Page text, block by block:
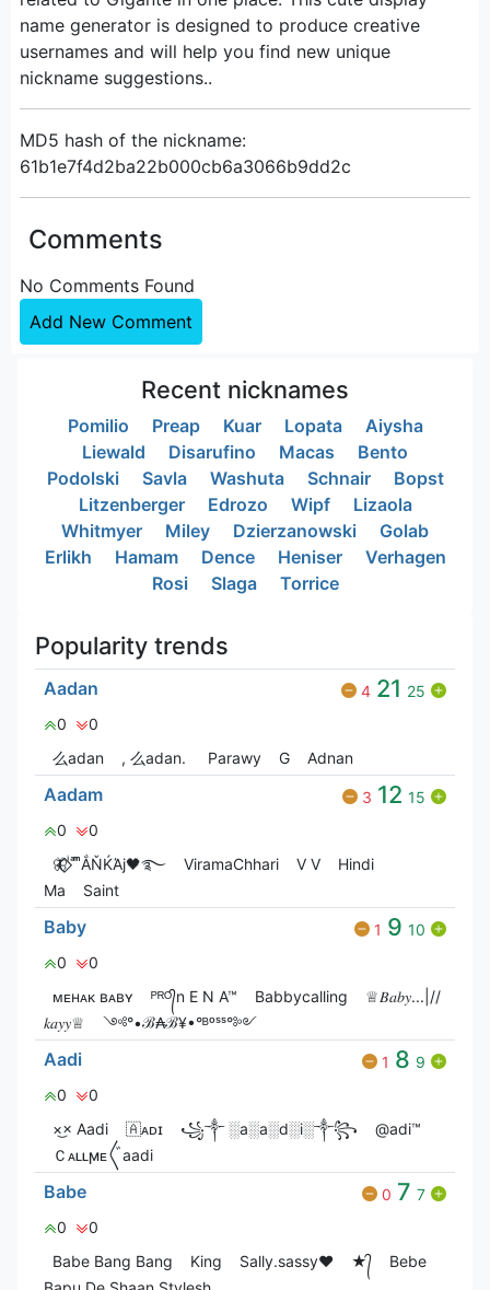
name generator is designed to produce creative
usernames and will help you find new unique
nickname suggestions..
MD5 hash of the nickname:
61b1e7f4d2ba22b000cb6a3066b9dd2c
Comments
No Comments Found
Add New Comment
Recent nicknames
Pomilio Preap Kuar Lopata
Aiysha
Liewald
Disarufino Macas
Bento
Podolski
Savla Washuta Schnair
Bopst
Litzenberger
Edrozo Wipf
Lizaola
Whitmyer
Miley Dzierzanowski
Golab
Erlikh
Hamam Dence Heniser
Verhagen
Rosi
Slaga Torrice
Popularity trends
Aadan 4 21 25
0
0
么adan
, 么adan. Parawy G Adnan
Aadam 3 12 15
0
0
🦋⃟‌⃟ ͥ ͣ ͫͫẮŇЌΆj🖤࿐
ViramaChhari V V
Hindi
Ma
Saint
Baby 1 9 10
0
0
ᴍᴇʜᴀᴋ ʙᴀʙʏ
ᴾᴿᴼ᭄n E N A™ Babbycalling
♕𝐵𝑎𝑏𝑦...|//
𝑘𝑎𝑦𝑦♕
༺°•ℬ₳ℬ¥•°ᴮᵒˢˢ°༻
Aadi 1 8 9
0
0
×͜× Aadi
🇦ᴀᴅɪ ꧁༒ ░a░a░d░i░༒꧂
@adi™
Ｃᴀʟʟㅤϻᴇ〲aadi
Babe 0 7 7
0
0
Babe Bang Bang
King Sally.sassy❤️ ★᭄
Bebe